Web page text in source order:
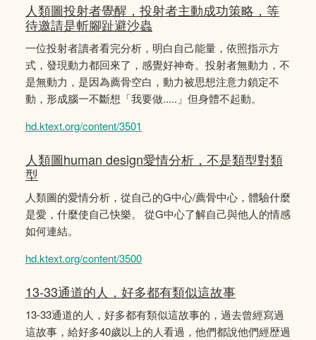
人類圖投射者覺醒，投射者主動成功策略，等
待邀請是斬腳趾避沙蟲
一位投射者讀者看完分析，明白自己能量，依照指示方
式，發現動力都回來了，感覺好神奇。投射者無動力，不
是無動力，是因為薦骨空白，動力被思想注意力鎖定不
動，形成腦一不斷想「我要做.....」但身體不起動。
hd.ktext.org/content/3501
人類圖human design愛情分析，不是類型對類
型
人類圖的愛情分析，從自己的G中心/薦骨中心，體驗什麼
是愛，什麼使自己快樂。 從G中心了解自己與他人的情感
如何連結。
hd.ktext.org/content/3500
13-33通道的人，好多都有類似這故事
13-33通道的人，好多都有類似這故事的，過去曾經寫過
這故事，給好多40歲以上的人看過，他們都說他們經歴過